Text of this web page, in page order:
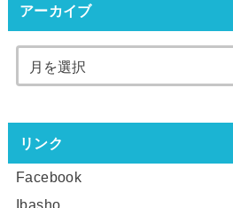
アーカイブ
リンク
Facebook
Ibasho